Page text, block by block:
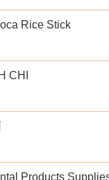
Rice Stick
CHI
Products